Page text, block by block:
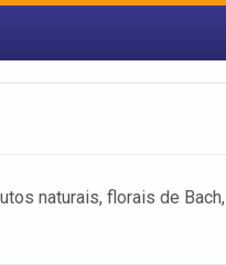
naturais, florais de Bach,